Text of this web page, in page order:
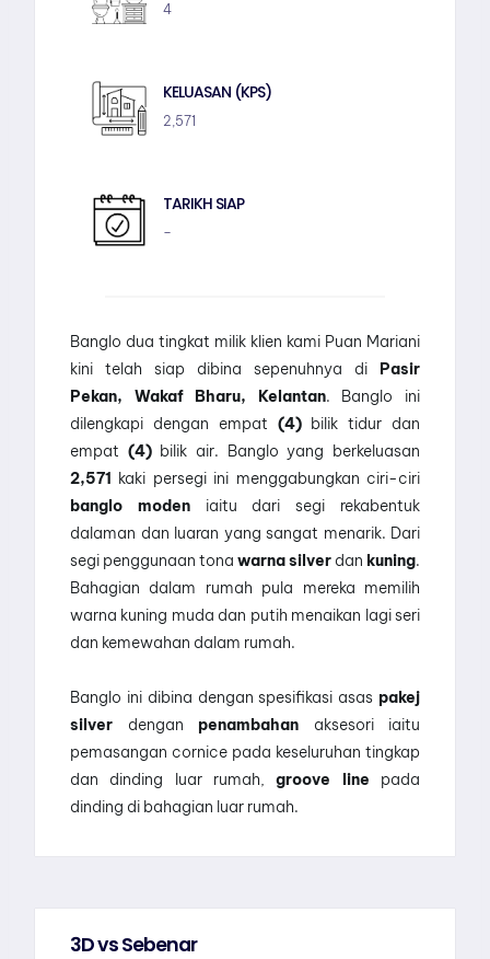
4
KELUASAN (KPS)
2,571
TARIKH SIAP
–
Banglo dua tingkat milik klien kami Puan Mariani
kini telah siap dibina sepenuhnya di Pasir
Pekan, Wakaf Bharu, Kelantan. Banglo ini
dilengkapi dengan empat (4)bilik tidur dan
empat (4)bilik air. Banglo yang berkeluasan
2,571 kaki persegi ini menggabungkan ciri-ciri
banglo modeniaitu dari segi rekabentuk
dalaman dan luaran yang sangat menarik. Dari
segi penggunaan tona warna silver dan kuning.
Bahagian dalam rumah pula mereka memilih
warna kuning muda dan putih menaikan lagi seri
dan kemewahan dalam rumah.
Banglo ini dibina dengan spesifikasi asas pakej
silver dengan penambahan aksesori iaitu
pemasangan cornice pada keseluruhan tingkap
dan dinding luar rumah,groove line pada
dinding di bahagian luar rumah.
3D vs Sebenar